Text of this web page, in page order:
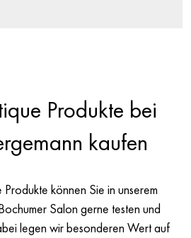
Produkte bei
kaufen
können Sie in unserem
Salon gerne testen und
legen wir besonderen Wert auf